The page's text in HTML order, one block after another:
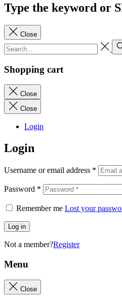
Type the keyword or
Close
Shopping cart
Close
Close
Login
Login
Username or email address *
Password *
Remember me Lost your
Log in
Not a member?Register
Menu
Close